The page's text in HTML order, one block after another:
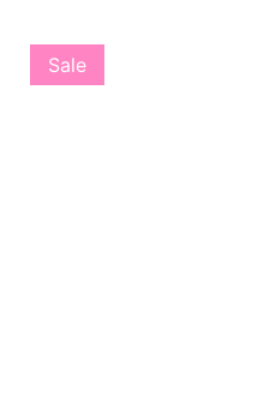
Sale